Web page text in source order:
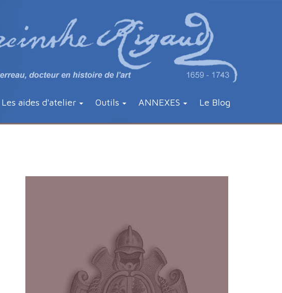
Les aides d'atelier Outils ANNEXES Le Blog